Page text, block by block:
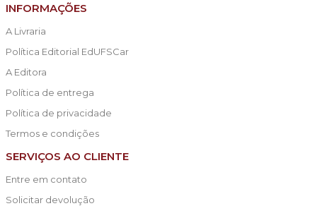
INFORMAÇÕES
A Livraria
Política Editorial EdUFSCar
A Editora
Política de entrega
Política de privacidade
Termos e condições
SERVIÇOS AO CLIENTE
Entre em contato
Solicitar devolução